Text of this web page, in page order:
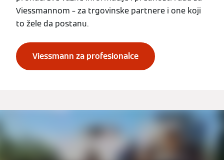
Viessmannom – za trgovinske partnere i one koji
to žele da postanu.
Viessmann za profesionalce